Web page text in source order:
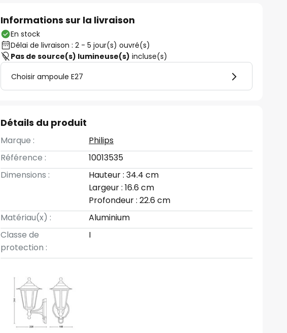
Informations sur la livraison
En stock
Délai de livraison : 2 - 5 jour(s) ouvré(s)
Pas de source(s) lumineuse(s) incluse(s)
Choisir ampoule E27
Détails du produit
Marque :
Philips
Référence :
10013535
Dimensions :
Hauteur : 34.4 cm
Largeur : 16.6 cm
Profondeur : 22.6 cm
Matériau(x) :
Aluminium
Classe de
protection :
I